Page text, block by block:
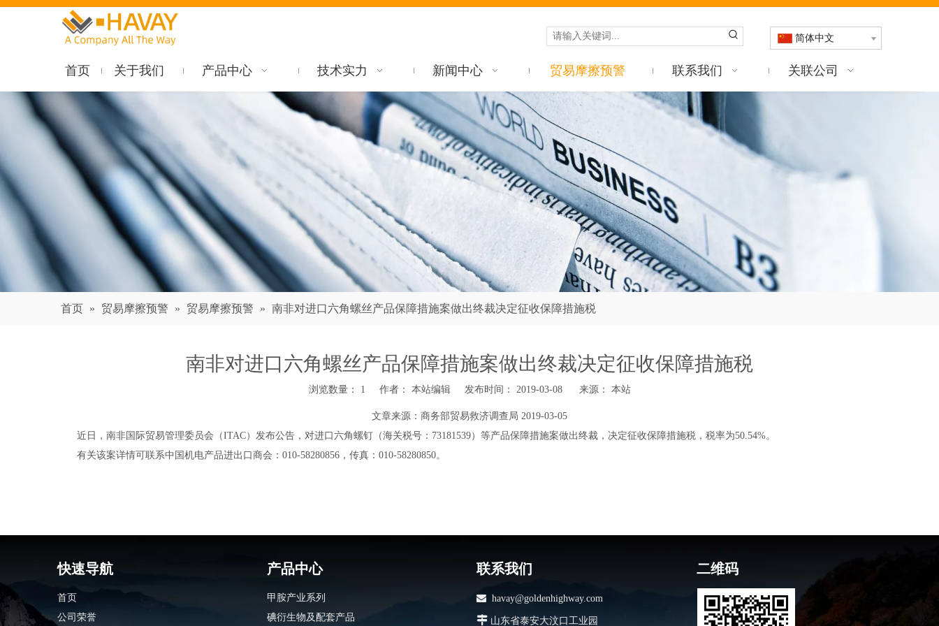
简体中文
首页 关于我们 产品中心 技术实力 新闻中心 贸易摩擦预警 联系我们 关联公司
首页 » 贸易摩擦预警 » 贸易摩擦预警 » 南非对进口六角螺丝产品保障措施案做出终裁决定征收保障措施税
南非对进口六角螺丝产品保障措施案做出终裁决定征收保障措施税
浏览数量： 1 作者： 本站编辑 发布时间： 2019-03-08 来源： 本站
文章来源： 商务部贸易救济调查局 2019-03-05
近日，南非国际贸易管理委员会（ITAC）发布公告，对进口六角螺钉（海关税号：73181539）等产品保障措施案做出终裁，决定征收保障措施税，税率为50.54%。
有关该案详情可联系中国机电产品进出口商会：010-58280856，传真：010-58280850。
快速导航
首页
公司荣誉
产品中心
甲胺产业系列
碘衍生物及配套产品
联系我们
 havay@goldenhighway.com
 山东省泰安大汶口工业园
二维码